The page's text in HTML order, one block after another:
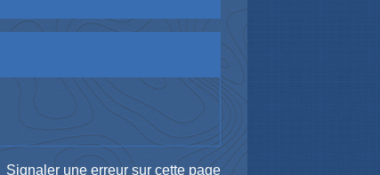
Signaler une erreur sur cette page